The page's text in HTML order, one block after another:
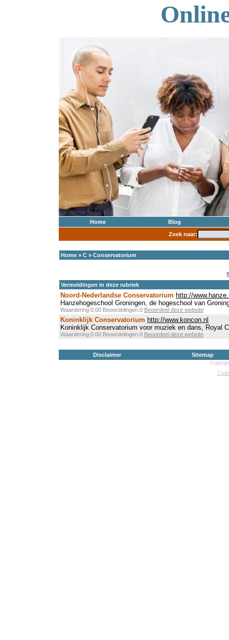
Home
Blog
Zoek naar:
Home » C » Conservatorium
Vermeldingen in deze rubriek
Noord-Nederlandse Conservatorium http://
Hanzehogeschool Groningen, de hogeschool van
Waardering:0.00 Beoordelingen:0 Beoordeel deze website
Koninklijk Conservatorium http://www.koncon.nl
Koninklijk Conservatorium voor muziek en dans, Royal
Waardering:0.00 Beoordelingen:0 Beoordeel deze website
Disclaimer Sitemap